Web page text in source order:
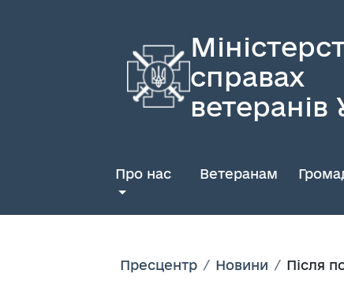
справах
ветеранів
Про нас Ветеранам
Пресцентр Новини Після